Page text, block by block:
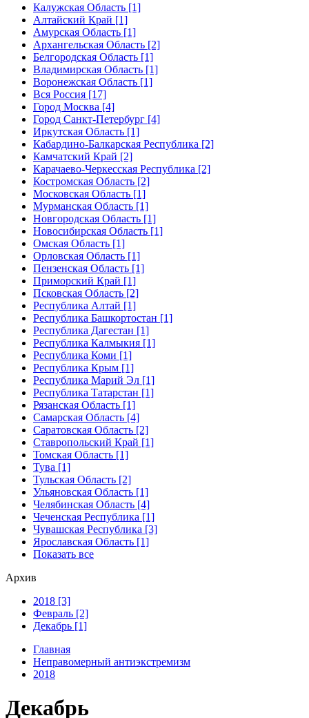
Калужская Область [1]
Алтайский Край [1]
Амурская Область [1]
Архангельская Область [2]
Белгородская Область [1]
Владимирская Область [1]
Воронежская Область [1]
Вся Россия [17]
Город Москва [4]
Город Санкт-Петербург [4]
Иркутская Область [1]
Кабардино-Балкарская Республика [2]
Камчатский Край [2]
Карачаево-Черкесская Республика [2]
Костромская Область [2]
Московская Область [1]
Мурманская Область [1]
Новгородская Область [1]
Новосибирская Область [1]
Омская Область [1]
Орловская Область [1]
Пензенская Область [1]
Приморский Край [1]
Псковская Область [2]
Республика Алтай [1]
Республика Башкортостан [1]
Республика Дагестан [1]
Республика Калмыкия [1]
Республика Коми [1]
Республика Крым [1]
Республика Марий Эл [1]
Республика Татарстан [1]
Рязанская Область [1]
Самарская Область [4]
Саратовская Область [2]
Ставропольский Край [1]
Томская Область [1]
Тува [1]
Тульская Область [2]
Ульяновская Область [1]
Челябинская Область [4]
Чеченская Республика [1]
Чувашская Республика [3]
Ярославская Область [1]
Показать все
Архив
2018 [3]
Февраль [2]
Декабрь [1]
Главная
Неправомерный антиэкстремизм
2018
Декабрь